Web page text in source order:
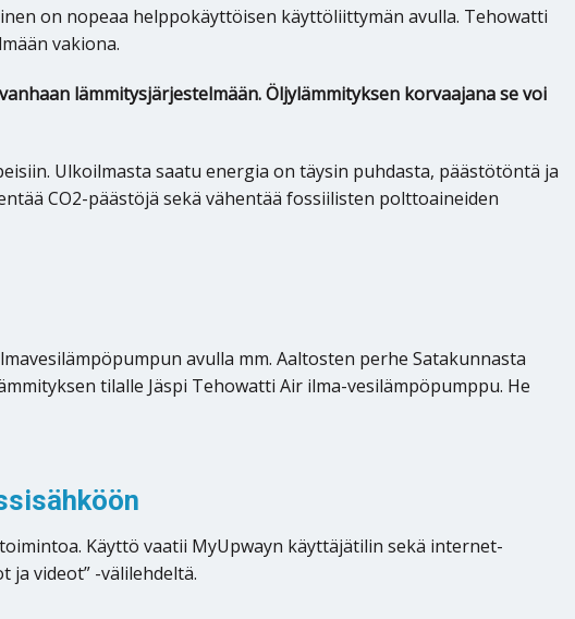
on nopeaa helppokäyttöisen käyttöliittymän avulla. Tehowatti
vakiona.
lämmitysjärjestelmään. Öljylämmityksen korvaajana se voi
Ulkoilmasta saatu energia on täysin puhdasta, päästötöntä ja
CO2-päästöjä sekä vähentää fossiilisten polttoaineiden
avulla mm. Aaltosten perhe Satakunnasta
tilalle Jäspi Tehowatti Air ilma-vesilämpöpumppu. He
Käyttö vaatii MyUpwayn käyttäjätilin sekä internet-
ja videot” -välilehdeltä.